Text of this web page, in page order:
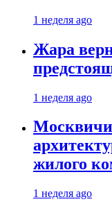
1 неделя ago
Жара
1 неделя ago
Москвичи
жилого
1 неделя ago